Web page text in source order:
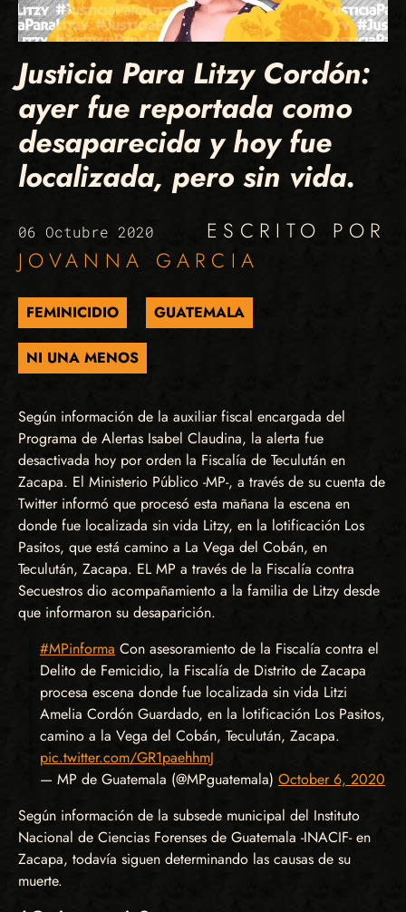
Justicia Para Litzy Cordón:
ayer fue reportada como
desaparecida y hoy fue
localizada, pero sin vida.
06 Octubre 2020
ESCRITO POR
JOVANNA GARCIA
FEMINICIDIO GUATEMALA
NI UNA MENOS
Según información de la auxiliar fiscal encargada del
Programa de Alertas Isabel Claudina, la alerta fue
desactivada hoy por orden la Fiscalía de Teculután en
Zacapa. El Ministerio Público -MP-, a través de su cuenta de
Twitter informó que procesó esta mañana la escena en
donde fue localizada sin vida Litzy, en la lotificación Los
Pasitos, que está camino a La Vega del Cobán, en
Teculután, Zacapa. EL MP a través de la Fiscalía contra
Secuestros dio acompañamiento a la familia de Litzy desde
que informaron su desaparición.
#MPinforma Con asesoramiento de la Fiscalía contra el
Delito de Femicidio, la Fiscalía de Distrito de Zacapa
procesa escena donde fue localizada sin vida Litzi
Amelia Cordón Guardado, en la lotificación Los Pasitos,
camino a la Vega del Cobán, Teculután, Zacapa.
pic.twitter.com/GR1paehhmJ
— MP de Guatemala (@MPguatemala) October 6, 2020
Según información de la subsede municipal del Instituto
Nacional de Ciencias Forenses de Guatemala -INACIF- en
Zacapa, todavía siguen determinando las causas de su
muerte.